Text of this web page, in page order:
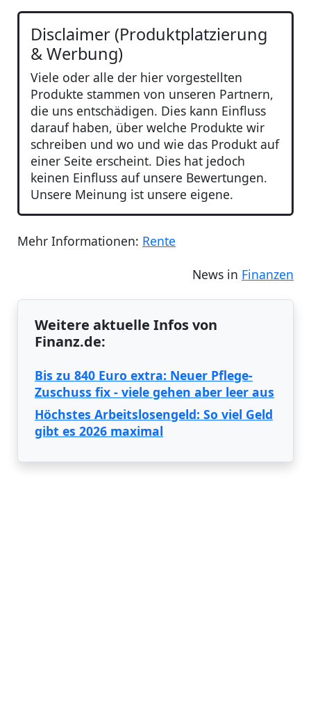
Disclaimer (Produktplatzierung
& Werbung)
Viele oder alle der hier vorgestellten
Produkte stammen von unseren Partnern,
die uns entschädigen. Dies kann Einfluss
darauf haben, über welche Produkte wir
schreiben und wo und wie das Produkt auf
einer Seite erscheint. Dies hat jedoch
keinen Einfluss auf unsere Bewertungen.
Unsere Meinung ist unsere eigene.
Mehr Informationen: Rente
News in Finanzen
Weitere aktuelle Infos von
Finanz.de:
Bis zu 840 Euro extra: Neuer Pflege-
Zuschuss fix - viele gehen aber leer aus
Höchstes Arbeitslosengeld: So viel Geld
gibt es 2026 maximal